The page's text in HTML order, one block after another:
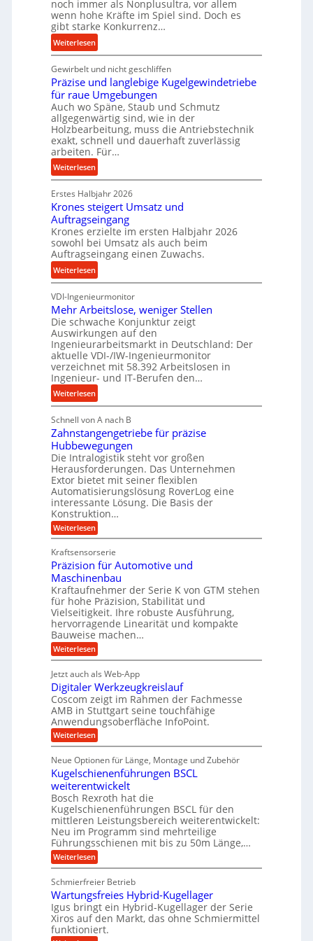
m
a
c
i
m
D
r
ü
c
k
p
r
o
z
e
s
s
noch immer als Nonplusultra, vor allem
wenn hohe Kräfte im Spiel sind. Doch es
gibt starke Konkurrenz…
Weiterlesen:
K
u
g
e
l
g
e
w
i
n
d
e
t
r
i
e
b
u
n
d
H
y
d
r
a
u
l
i
m
V
e
r
g
l
e
c
h
Gewirbelt und nicht geschliffen
Präzise und langlebige Kugelgewindetriebe
für raue Umgebungen
Auch wo Späne, Staub und Schmutz
allgegenwärtig sind, wie in der
Holzbearbeitung, muss die Antriebstechnik
exakt, schnell und dauerhaft zuverlässig
arbeiten. Für…
Weiterlesen:
P
r
ä
z
i
s
e
u
n
d
l
a
n
g
l
e
b
i
g
e
K
u
g
e
l
g
e
w
i
n
d
e
t
r
i
e
b
e
f
ü
r
r
a
e
U
m
g
e
b
u
n
g
e
n
Erstes Halbjahr 2026
Krones steigert Umsatz und
Auftragseingang
Krones erzielte im ersten Halbjahr 2026
sowohl bei Umsatz als auch beim
Auftragseingang einen Zuwachs.
Weiterlesen:
K
r
o
n
e
s
s
t
e
i
g
r
t
U
m
s
a
t
z
n
d
A
u
f
t
r
a
s
i
n
g
a
n
g
VDI-Ingenieurmonitor
Mehr Arbeitslose, weniger Stellen
Die schwache Konjunktur zeigt
Auswirkungen auf den
Ingenieurarbeitsmarkt in Deutschland: Der
aktuelle VDI-/IW-Ingenieurmonitor
verzeichnet mit 58.392 Arbeitslosen in
Ingenieur- und IT-Berufen den…
Weiterlesen:
M
e
h
r
A
r
b
e
i
t
s
l
o
s
e
,
w
e
n
i
g
e
r
S
t
e
l
e
n
Schnell von A nach B
Zahnstangengetriebe für präzise
Hubbewegungen
Die Intralogistik steht vor großen
Herausforderungen. Das Unternehmen
Extor bietet mit seiner flexiblen
Automatisierungslösung RoverLog eine
interessante Lösung. Die Basis der
Konstruktion…
Weiterlesen:
Z
h
n
s
t
a
n
g
e
n
g
e
t
r
i
e
b
e
f
ü
r
r
ä
i
s
e
H
u
b
b
e
w
e
g
u
n
g
e
n
Kraftsensorserie
Präzision für Automotive und
Maschinenbau
Kraftaufnehmer der Serie K von GTM stehen
für hohe Präzision, Stabilität und
Vielseitigkeit. Ihre robuste Ausführung,
hervorragende Linearität und kompakte
Bauweise machen…
Weiterlesen:
P
ä
z
i
s
i
o
n
f
r
A
u
t
o
m
o
t
i
v
e
n
d
M
a
s
c
Jetzt auch als Web-App
Digitaler Werkzeugkreislauf
Coscom zeigt im Rahmen der Fachmesse
AMB in Stuttgart seine touchfähige
Anwendungsoberfläche InfoPoint.
Weiterlesen:
D
g
i
t
a
l
e
r
W
e
r
k
z
e
u
g
k
r
e
Neue Optionen für Länge, Montage und Zubehör
Kugelschienenführungen BSCL
weiterentwickelt
Bosch Rexroth hat die
Kugelschienenführungen BSCL für den
mittleren Leistungsbereich weiterentwickelt:
Neu im Programm sind mehrteilige
Führungsschienen mit bis zu 50m Länge,…
Weiterlesen:
K
g
e
l
s
c
h
Schmierfreier Betrieb
Wartungsfreies Hybrid-Kugellager
Igus bringt ein Hybrid-Kugellager der Serie
Xiros auf den Markt, das ohne Schmiermittel
funktioniert.